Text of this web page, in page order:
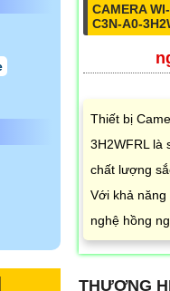
CAMERA
C3N-A0-
Thiết bị
3H2WFRL là
chất lượng
Với khả
nghệ hồng
THƯƠNG